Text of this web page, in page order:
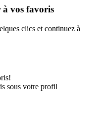
à vos favoris
clics et continuez à
sous votre profil